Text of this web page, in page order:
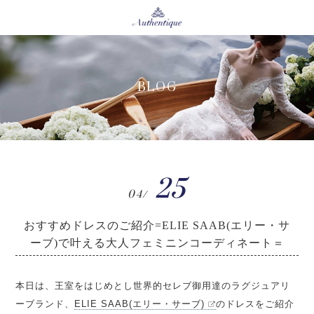
BLOG
04/ 25
おすすめドレスのご紹介=ELIE SAAB(エリー・サ
ーブ)で叶える大人フェミニンコーディネート＝
本日は、王室をはじめとし世界的セレブ御用達のラグジュアリ
ーブランド、
ELIE SAAB(エリー・サーブ) のドレスをご紹介